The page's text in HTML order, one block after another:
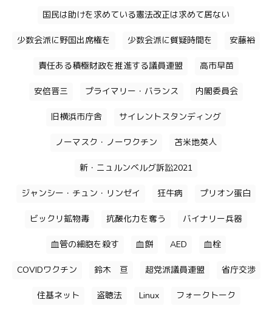
国民は助けを求めている憲法改正は求めて居ない
少数会派に野国出席権を 少数会派に質疑時間を 安藤裕
責任ある積極財政を推進する議員連盟 高市早苗
安倍晋三 プライマリー・バランス 内閣委員会
旧横浜市庁舎 サイレントスタンディング
ノーマスク・ノーワクチン 苫米地英人
新・ニュルンベルグ訴訟2021
ジャンシー・チュン・リンゼイ 狂牛病 プリオン蛋白
ビックリ鉱物毒 抗酸化力を奪う バイナリー兵器
血管の細胞を殺す 血餅 AED 血栓
COVIDワクチン 鈴木 亘 超党派議員連盟 省庁交渉
住基ネット 盗聴法 Linux フォークトーク